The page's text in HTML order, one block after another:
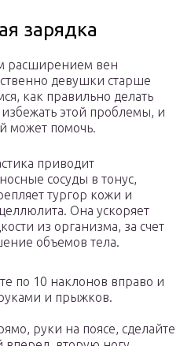
зарядка
расширением вен
девушки старше
как правильно делать
этой проблемы, и
может помочь.
приводит
сосуды в тонус,
тургор кожи и
Она ускоряет
из организма, за счет
объемов тела.
по 10 наклонов вправо и
и прыжков.
руки на поясе, сделайте